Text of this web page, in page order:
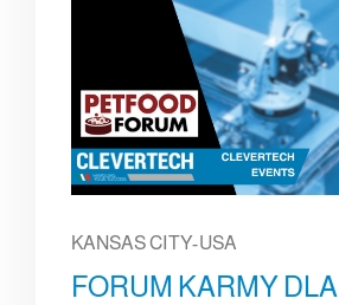
KANSAS CITY-USA
FORUM KARMY DLA